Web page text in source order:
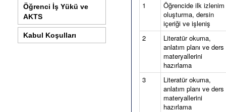
Öğrenci İş Yükü ve
AKTS
Kabul Koşulları
1
Öğrencide ilk izlenim
oluşturma, dersin
içeriği ve işleniş
2
Literatür okuma,
anlatım planı ve ders
materyallerini
hazırlama
3
Literatür okuma,
anlatım planı ve ders
materyallerini
hazırlama